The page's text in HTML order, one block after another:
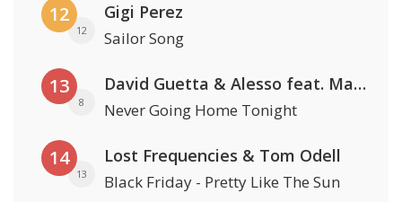
12
12
Gigi Perez
Sailor Song
13
8
David Guetta & Alesso feat. Madison Love
Never Going Home Tonight
14
13
Lost Frequencies & Tom Odell
Black Friday - Pretty Like The Sun